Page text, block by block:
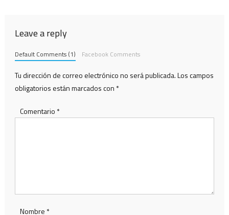
Leave a reply
Default Comments (1) Facebook Comments
Tu dirección de correo electrónico no será publicada.Los campos
obligatorios están marcados con *
Comentario *
Nombre *